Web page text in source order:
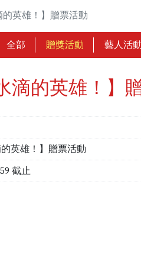
英雄！】贈票活動
全部 贈獎活動 藝人活動
滴的英雄！】
英雄！】贈票活動
截止